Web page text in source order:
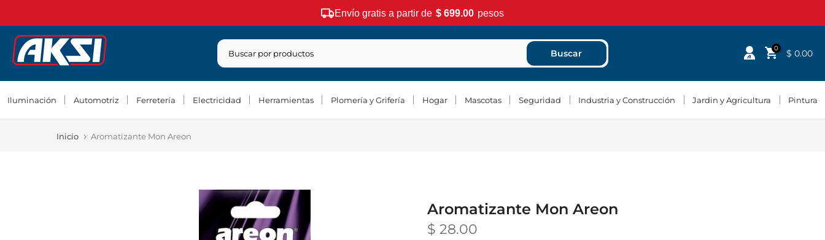
Envío gratis a partir de $ 699.00 pesos
Saltar
contenido
Buscar 0 $ 0.00
Iluminación Automotriz Ferretería Electricidad Herramientas Plomería y Grifería Hogar Mascotas Seguridad Industria y Construcción Jardin y Agricultura Pintura
Inicio Aromatizante Mon Areon
Aromatizante Mon Areon
$ 28.00